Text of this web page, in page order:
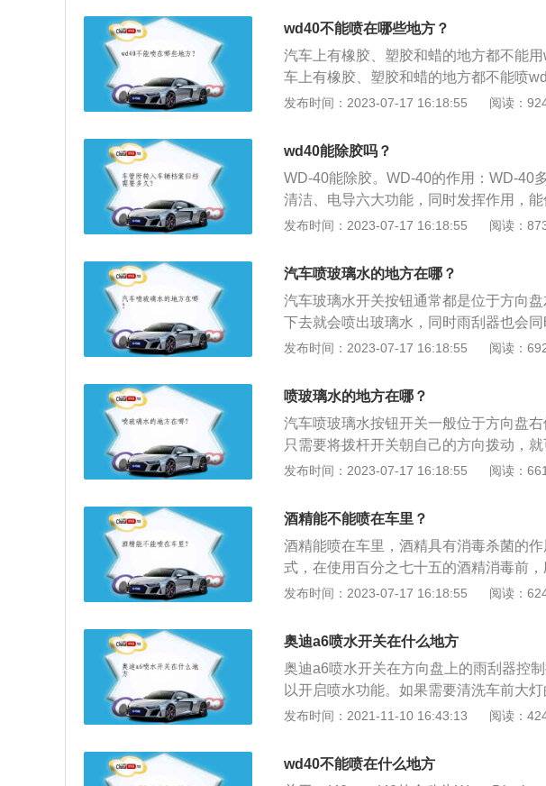
一。在选用保险丝盒过程中，应考虑到
要求，保险丝电流越大，那么在与保险
不然会导致保险丝盒及线材发热，引起
wd40不能喷在哪些地方？
汽车上有橡胶、塑胶和蜡的地方都不能
车上有橡胶、塑胶和蜡的地方都不能喷
广泛，但是它也不万能，它对某些材质
清洁。除湿：由于wd40能去除湿气、水
湿气造成短路。渗透：wd40可去除让金
金属零件。润滑：wd40的润滑成份均匀
护：wd40含抗腐蚀成份，可保护金属表
发布时间：2023-07-17 16:18:55 阅读：
wd40能除胶吗？
WD-40能除胶。WD-40的作用：WD-40
清洁、电导六大功能，同时发挥作用，
具。WD-40的用途：WD-40多用途产品
属空隙内的水分，在金属表面形成保护膜
发布时间：2023-07-17 16:18:55 阅读：
汽车喷玻璃水的地方在哪？
汽车玻璃水开关按钮通常都是位于方向
下去就会喷出玻璃水，同时雨刮器也会
玻璃水：如果发现玻璃水没有喷出，只
2、以防电机过热：需要注意的是，如果
连续拨动，有可能是玻璃水已经用完，
果在没有玻璃水的情况下长时间拨动拨
发布时间：2023-07-17 16:18:55 阅读：
喷玻璃水的地方在哪？
汽车喷玻璃水按钮开关一般位于方向盘
只需要将拨杆开关朝自己的方向拨动，
时，雨刮器会联动进行刮洗，直到松开
伤挡风玻璃。3、注意，在操作玻璃水开
此时不要再长时间拨动拨杆，否则有可
发动机舱盖，检查储液罐是否还有玻璃
至合适位置。如果储液罐玻璃水处于正
损坏、蓄电池电压太低等。建议交给4s店
发布时间：2023-07-17 16:18:55 阅读：
酒精能不能喷在车里？
酒精能喷在车里，酒精具有消毒杀菌的
式，在使用百分之七十五的酒精消毒前
要保持汽车通风，避免接触明火，以免
风良好的环境下要将车窗打开，尽量喷
擦不到的地方；3、在车内消毒之后不要
随气温升高达到酒精燃点，出现爆炸、起
发布时间：2023-07-17 16:18:55 阅读：
奥迪a6喷水开关在什么地方
奥迪a6喷水开关在方向盘上的雨刮器控
以开启喷水功能。如果需要清洗车前大
操纵自动清洗和刮水功能并保持控制杆
闭时或者车速超过130千米/小时、挡风
清洗装置是不工作。经常使用喷水功能
发布时间：2021-11-10 16:43:13 阅读：
wd40不能喷在什么地方